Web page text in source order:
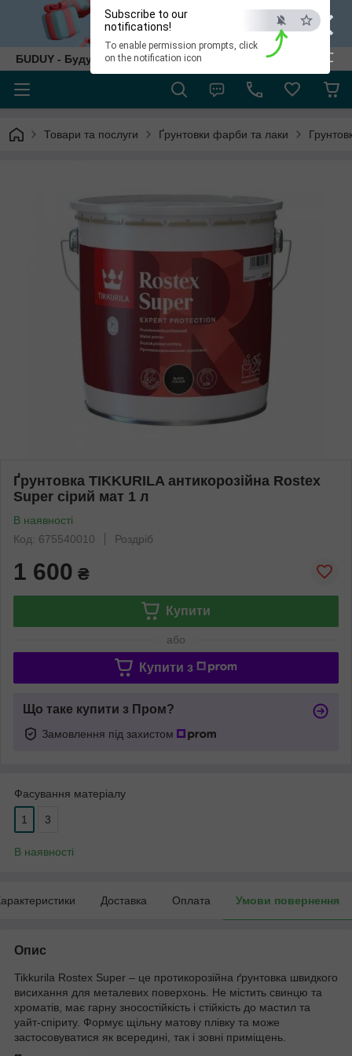
×
ESC
Subscribe to our
notifications!
To enable permission prompts, click
on the notification icon
БUDUY - Будуй як собі!
Товари та послуги Ґрунтовки фарби та лаки
Ґрунтовка TIKKURILA антикорозійна Rostex
Super сірий мат 1 л
В наявності
Код: 675540010
Роздріб
1 600 ₴
Купити
або
Купити з
Що таке купити з Пром?
Замовлення під захистом
Фасування матеріалу
1 3
В наявності
Доставка Оплата Умови повернення
Опис
Tikkurila Rostex Super – це протикорозійна ґрунтовка швидкого
висихання для металевих поверхонь. Не містить свинцю та
хроматів, має гарну зносостійкість і стійкість до мастил та
уайт-спіриту. Формує щільну матову плівку та може
застосовуватися як всередині, так і зовні приміщень.